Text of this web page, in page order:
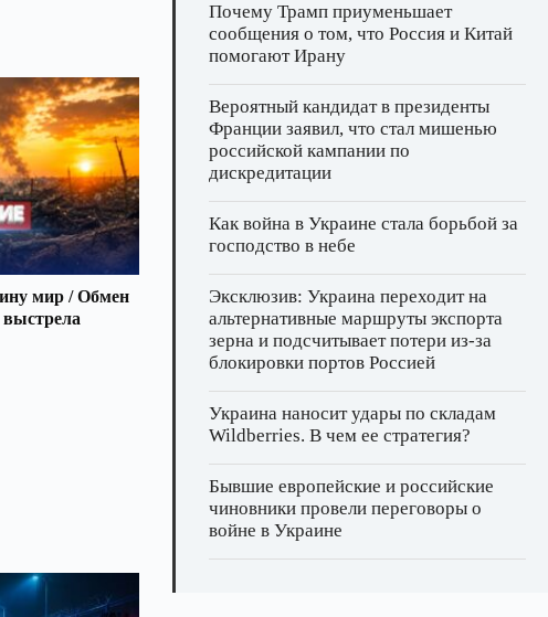
мир / Обмен
выстрела
Почему Трамп приуменьшает
сообщения о том, что Россия и Китай
помогают Ирану
Вероятный кандидат в президенты
Франции заявил, что стал мишенью
российской кампании по
дискредитации
Как война в Украине стала борьбой за
господство в небе
Эксклюзив: Украина переходит на
альтернативные маршруты экспорта
зерна и подсчитывает потери из‑за
блокировки портов Россией
Украина наносит удары по складам
Wildberries. В чем ее стратегия?
Бывшие европейские и российские
чиновники провели переговоры о
войне в Украине